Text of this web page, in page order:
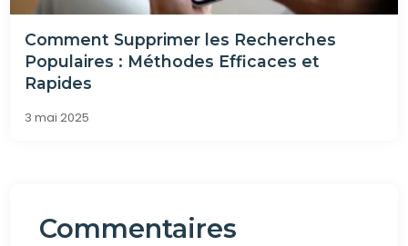
Comment Supprimer les Recherches
Populaires : Méthodes Efficaces et
Rapides
3 mai 2025
Commentaires